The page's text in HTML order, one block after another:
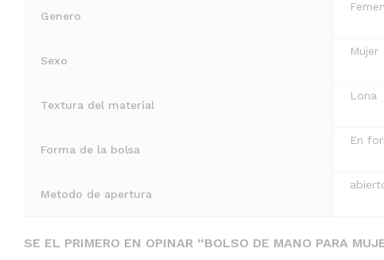
Genero
Sexo
Mujer
Textura del material
Lona
Forma de la bolsa
En
Metodo de apertura
SE EL PRIMERO EN OPINAR “BOLSO DE MANO PARA